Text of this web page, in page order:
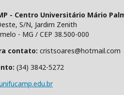
- Centro Universitário Mário
S/N, Jardim Zenith
- MG / CEP 38.500-000
contato: cristsoares@hotmail.com
(34) 3842-5272